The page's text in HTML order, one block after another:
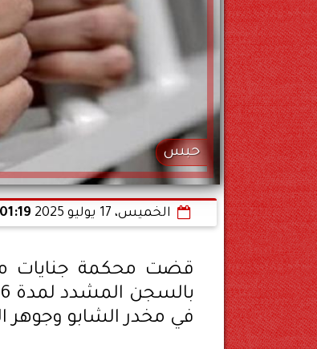
حبس
الخميس، 17 يوليو 2025 01:19 مـ
قضت محكمة جنايات
في مخدر الشابو وجوهر